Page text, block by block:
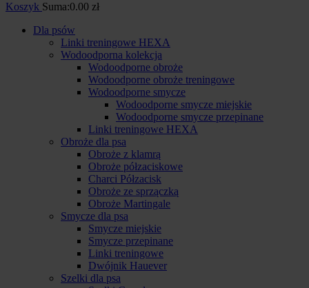
Koszyk Suma:0.00 zł
Dla psów
Linki treningowe HEXA
Wodoodporna kolekcja
Wodoodporne obroże
Wodoodporne obroże treningowe
Wodoodporne smycze
Wodoodporne smycze miejskie
Wodoodporne smycze przepinane
Linki treningowe HEXA
Obroże dla psa
Obroże z klamrą
Obroże półzaciskowe
Charci Półzacisk
Obroże ze sprzączką
Obroże Martingale
Smycze dla psa
Smycze miejskie
Smycze przepinane
Linki treningowe
Dwójnik Hauever
Szelki dla psa